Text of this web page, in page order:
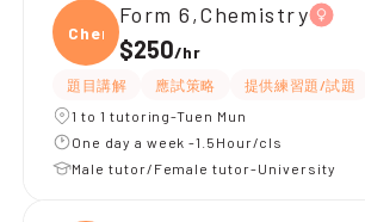
Chemi
Form 6,Chemistry
$250/hr
題目講解 應試策略 提供練習題/試題
1 to 1 tutoring-Tuen Mun
One day a week -1.5Hour/cls
Male tutor/Female tutor-University